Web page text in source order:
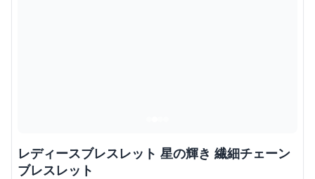
レディースブレスレット 星の輝き 繊細チェーン
ブレスレット